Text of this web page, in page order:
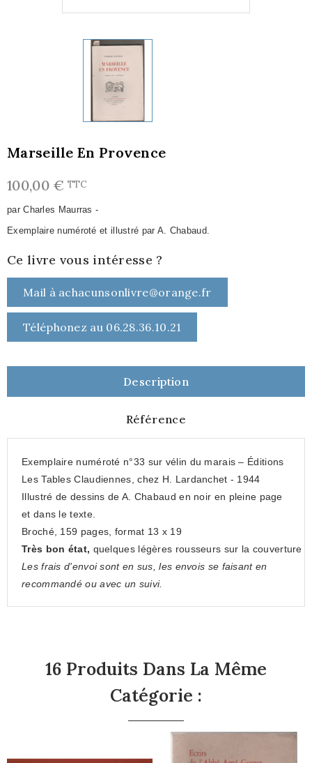
Marseille En Provence
100,00 € TTC
par Charles Maurras -
Exemplaire numéroté et illustré par A. Chabaud.
Ce livre vous intéresse ?
Mail à achacunsonlivre@orange.fr
Téléphonez au 06.28.36.10.21
Description
Référence
Exemplaire numéroté n°33 sur vélin du marais – Éditions
Les Tables Claudiennes, chez H. Lardanchet - 1944
Illustré de dessins de A. Chabaud en noir en pleine page
et dans le texte.
Broché, 159 pages, format 13 x 19
Très bon état, quelques légères rousseurs sur la couverture
Les frais d'envoi sont en sus, les envois se faisant en
recommandé ou avec un suivi.
16 Produits Dans La Même
Catégorie :